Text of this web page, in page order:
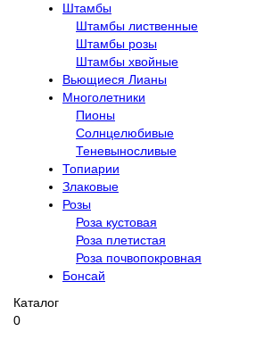
Штамбы
Штамбы лиственные
Штамбы розы
Штамбы хвойные
Вьющиеся Лианы
Многолетники
Пионы
Солнцелюбивые
Теневыносливые
Топиарии
Злаковые
Розы
Роза кустовая
Роза плетистая
Роза почвопокровная
Бонсай
Каталог
0